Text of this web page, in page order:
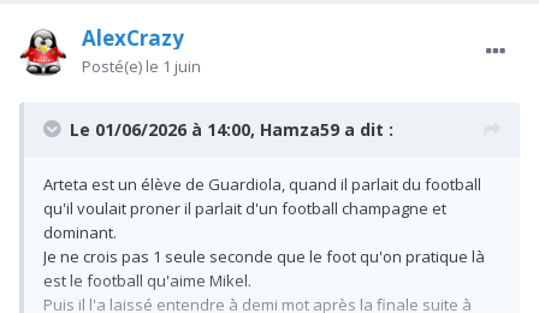
AlexCrazy
Posté(e) le 1 juin
Le 01/06/2026 à 14:00, Hamza59 a dit :
Arteta est un élève de Guardiola, quand il parlait du football
qu'il voulait proner il parlait d'un football champagne et
dominant.
Je ne crois pas 1 seule seconde que le foot qu'on pratique là
est le football qu'aime Mikel.
Puis il l'a laissé entendre à demi mot après la finale suite à